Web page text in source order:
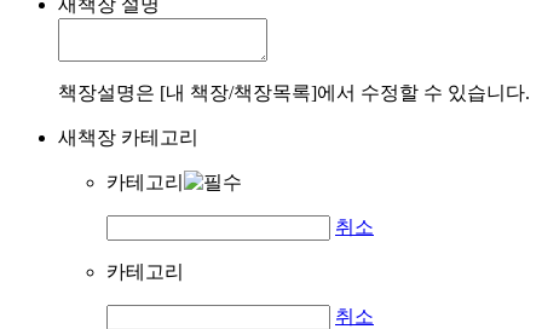
새책장 설명
책장설명은 [내 책장/책장목록]에서 수정할 수 있습니다.
새책장 카테고리
카테고리
취소
카테고리
취소